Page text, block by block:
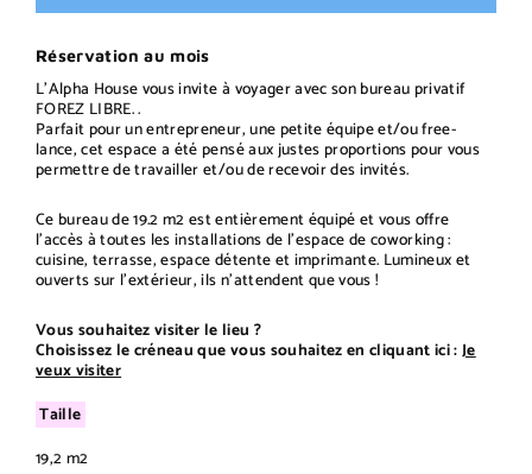
Réservation au mois
L’Alpha House vous invite à voyager avec son bureau privatif
FOREZ LIBRE. .
Parfait pour un entrepreneur, une petite équipe et/ou free-
lance, cet espace a été pensé aux justes proportions pour vous
permettre de travailler et/ou de recevoir des invités.
Ce bureau de 19.2 m2 est entièrement équipé et vous offre
l’accès à toutes les installations de l’espace de coworking :
cuisine, terrasse, espace détente et imprimante. Lumineux et
ouverts sur l’extérieur, ils n’attendent que vous !
Vous souhaitez visiter le lieu ?
Choisissez le créneau que vous souhaitez en cliquant ici :Je
veux visiter
Taille
19,2 m2